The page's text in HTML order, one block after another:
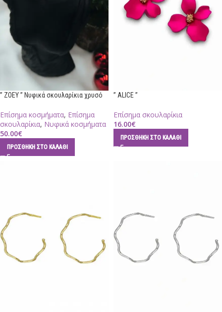
” ZOEY ” Νυφικά σκουλαρίκια χρυσό
Επίσημα κοσμήματα, Επίσημα
σκουλαρίκια, Νυφικά κοσμήματα
50.00€
ΠΡΟΣΘΉΚΗ ΣΤΟ ΚΑΛΆΘΙ
” ALICE ”
Επίσημα σκουλαρίκια
16.00€
ΠΡΟΣΘΉΚΗ ΣΤΟ ΚΑΛΆΘΙ